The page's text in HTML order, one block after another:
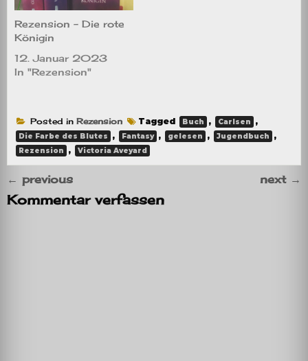
Rezension – Die rote
Königin
12. Januar 2023
In "Rezension"
Posted in Rezension Tagged Buch , Carlsen ,
Die Farbe des Blutes , Fantasy , gelesen , Jugendbuch ,
Rezension , Victoria Aveyard
← previous next →
Kommentar verfassen